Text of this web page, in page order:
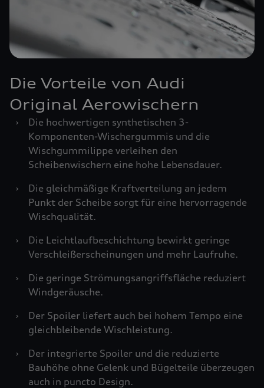
Die Vorteile von Audi
Original Aerowischern
›
Die hochwertigen synthetischen 3-
Komponenten-Wischergummis und die
Wischgummilippe verleihen den
Scheibenwischern eine hohe Lebensdauer.
›
Die gleichmäßige Kraftverteilung an jedem
Punkt der Scheibe sorgt für eine hervorragende
Wischqualität.
›
Die Leichtlaufbeschichtung bewirkt geringe
Verschleißerscheinungen und mehr Laufruhe.
›
Die geringe Strömungsangriffsfläche reduziert
Windgeräusche.
›
Der Spoiler liefert auch bei hohem Tempo eine
gleichbleibende Wischleistung.
›
Der integrierte Spoiler und die reduzierte
Bauhöhe ohne Gelenk und Bügelteile überzeugen
auch in puncto Design.